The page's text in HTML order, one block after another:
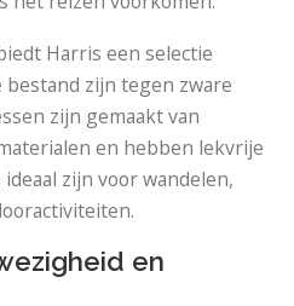
Harris een selectie
zijn tegen zware
zijn gemaakt van
en hebben lekvrije
zijn voor wandelen,
en